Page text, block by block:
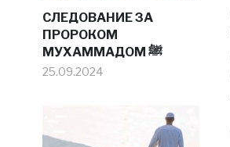
СЛЕДОВАНИЕ ЗА
ПРОРОКОМ
МУХАММАДОМ ﷺ
25.09.2024